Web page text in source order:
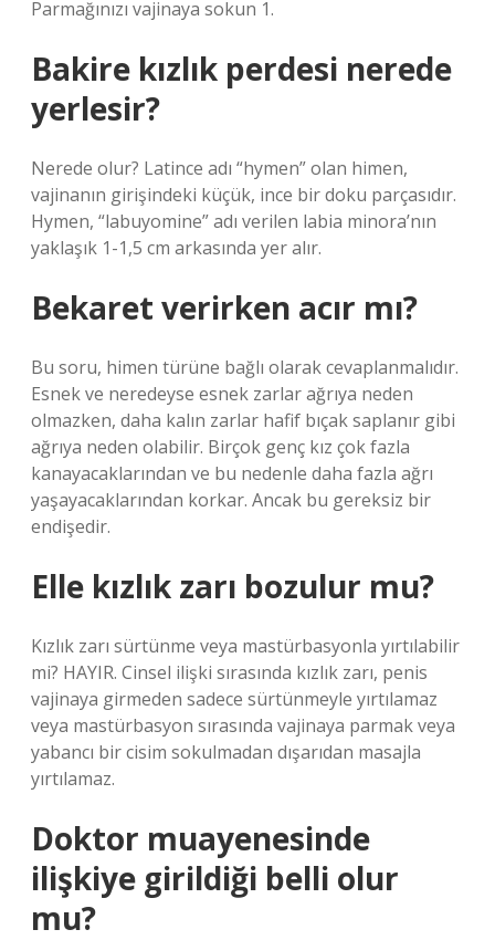
Parmağınızı vajinaya sokun 1.
Bakire kızlık perdesi nerede
yerlesir?
Nerede olur? Latince adı “hymen” olan himen,
vajinanın girişindeki küçük, ince bir doku parçasıdır.
Hymen, “labuyomine” adı verilen labia minora’nın
yaklaşık 1-1,5 cm arkasında yer alır.
Bekaret verirken acır mı?
Bu soru, himen türüne bağlı olarak cevaplanmalıdır.
Esnek ve neredeyse esnek zarlar ağrıya neden
olmazken, daha kalın zarlar hafif bıçak saplanır gibi
ağrıya neden olabilir. Birçok genç kız çok fazla
kanayacaklarından ve bu nedenle daha fazla ağrı
yaşayacaklarından korkar. Ancak bu gereksiz bir
endişedir.
Elle kızlık zarı bozulur mu?
Kızlık zarı sürtünme veya mastürbasyonla yırtılabilir
mi? HAYIR. Cinsel ilişki sırasında kızlık zarı, penis
vajinaya girmeden sadece sürtünmeyle yırtılamaz
veya mastürbasyon sırasında vajinaya parmak veya
yabancı bir cisim sokulmadan dışarıdan masajla
yırtılamaz.
Doktor muayenesinde
ilişkiye girildiği belli olur
mu?